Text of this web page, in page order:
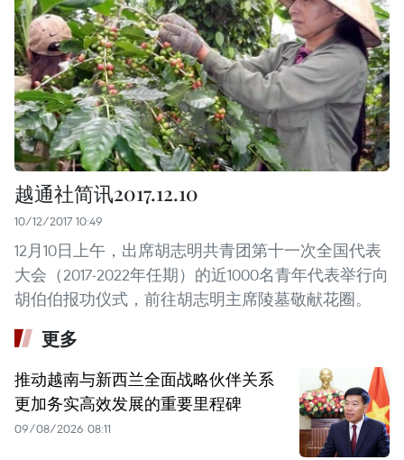
越通社简讯2017.12.10
10/12/2017 10:49
12月10日上午，出席胡志明共青团第十一次全国代表
大会（2017-2022年任期）的近1000名青年代表举行向
胡伯伯报功仪式，前往胡志明主席陵墓敬献花圈。
更多
推动越南与新西兰全面战略伙伴关系
更加务实高效发展的重要里程碑
09/08/2026 08:11